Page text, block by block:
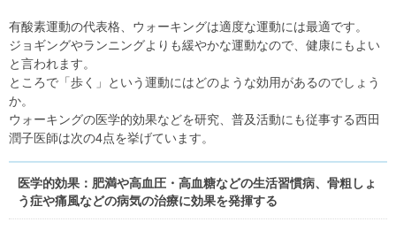
有酸素運動の代表格、ウォーキングは適度な運動には最適です。
ジョギングやランニングよりも緩やかな運動なので、健康にもよい
と言われます。
ところで「歩く」という運動にはどのような効用があるのでしょう
か。
ウォーキングの医学的効果などを研究、普及活動にも従事する西田
潤子医師は次の4点を挙げています。
医学的効果：肥満や高血圧・高血糖などの生活習慣病、骨粗しょ
う症や痛風などの病気の治療に効果を発揮する